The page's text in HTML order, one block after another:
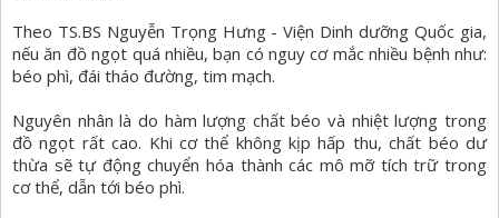
Theo TS.BS Nguyễn Trọng Hưng - Viện Dinh dưỡng Quốc gia,
nếu ăn đồ ngọt quá nhiều, bạn có nguy cơ mắc nhiều bệnh như:
béo phì, đái tháo đường, tim mạch.
Nguyên nhân là do hàm lượng chất béo và nhiệt lượng trong
đồ ngọt rất cao. Khi cơ thể không kịp hấp thu, chất béo dư
thừa sẽ tự động chuyển hóa thành các mô mỡ tích trữ trong
cơ thể, dẫn tới béo phì.